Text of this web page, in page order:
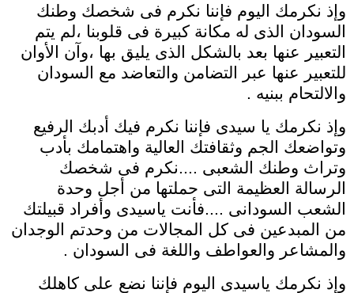
وإذ نكرمك اليوم فإننا نكرم فى شخصك وطنك
السودان الذى له مكانة كبيرة فى قلوبنا ،لم يتم
التعبير عنها بعد بالشكل الذى يليق بها ،وآن الأوان
للتعبير عنها عبر التضامن والتعاضد مع السودان
والالتحام ببنيه .
وإذ نكرمك يا سيدى فإننا نكرم فيك أدبك الرفيع
وتواضعك الجم وثقافتك العالية واهتمامك بأدب
وتراث وطنك الشعبى ....نكرم فى شخصك
الرسالة العظيمة التى حملتها من أجل وحدة
الشعب السودانى ....فأنت ياسيدى وأفراد قبيلتك
من المبدعين فى كل المجالات من وحدتم الوجدان
والمشاعر والعواطف واللغة فى السودان .
وإذ نكرمك ياسيدى اليوم فإننا نضع على كاهلك